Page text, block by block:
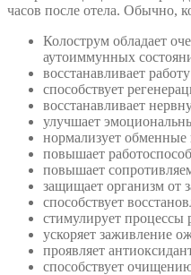
часов после отела. Обычно,
Колострум обладает
аутоиммунных
восстанавливает
способствует
восстанавливает
улучшает
нормализует обменные
повышает
повышает
защищает организм от
способствует
стимулирует процессы
ускоряет заживление
проявляет
способствует